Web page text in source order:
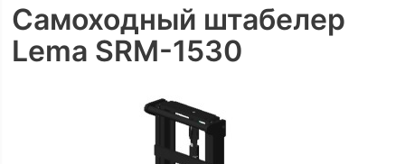
Самоходный штабелер
Lema SRM-1530